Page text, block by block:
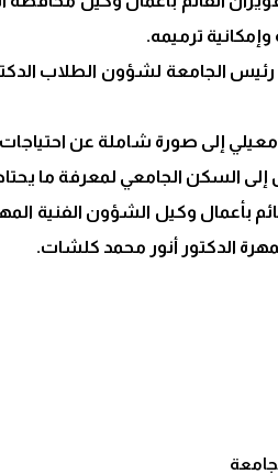
ترميمه.
رئيس الجامعة لشؤون الطلاب
إلى صورة شاملة عن احتياجات
إلى السكن الجامعي لمعرفة ما
بأعمال وكيل الشؤون الفنية
الدكتور أنور محمد كلشات.